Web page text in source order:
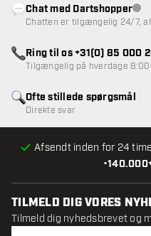
•
Afsendt inden for 24
Ofte stillede spørgsmål
Direkte svar
Chat med Dartshopper
Chatten er tilgængelig 24/7,
Ring til os +31(0) 85 000
Tilgængelig på hverdage
TILMELD DIG VORES
Tilmeld dig nyhedsbrevet og